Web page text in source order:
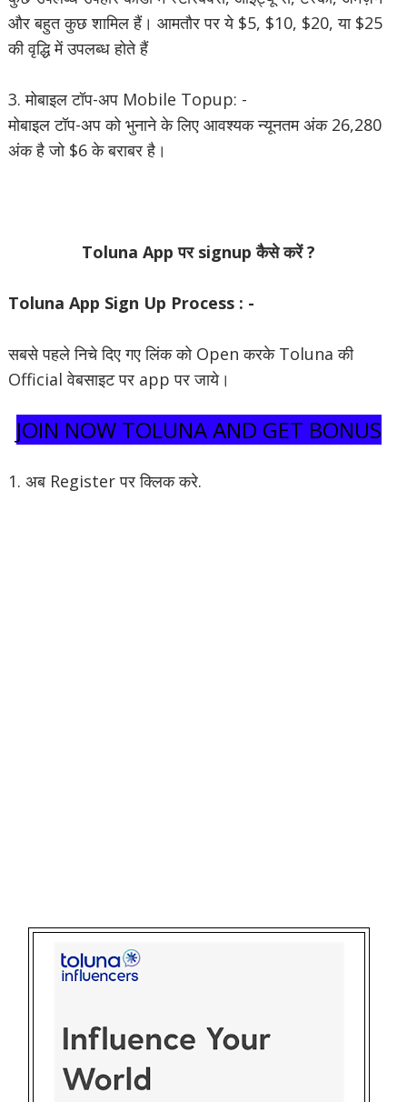
और बहुत कुछ शामिल हैं। आमतौर पर ये $5, $10, $20, या $25
की वृद्धि में उपलब्ध होते हैं
3. मोबाइल टॉप-अप Mobile Topup: -
मोबाइल टॉप-अप को भुनाने के लिए आवश्यक न्यूनतम अंक 26,280
अंक है जो $6 के बराबर है।
Toluna App पर signup कैसे करें ?
Toluna App Sign Up Process : -
सबसे पहले निचे दिए गए लिंक को Open करके Toluna की
Official वेबसाइट पर app पर जाये।
JOIN NOW TOLUNA AND GET BONUS
1. अब Register पर क्लिक करे.